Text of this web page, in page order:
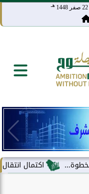
22 صفر 1448 هـ
اكتمال انتقال مركز